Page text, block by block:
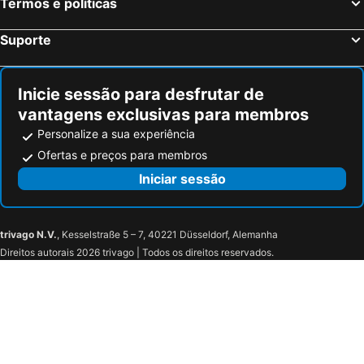
Saint-André d'Embrun, bed and breakfasts
Mont-Dauphin, bed and breakfasts
La Chambre, bed and breakfasts
Suporte
Inicie sessão para desfrutar de
vantagens exclusivas para membros
Personalize a sua experiência
Ofertas e preços para membros
Iniciar sessão
trivago N.V., Kesselstraße 5 – 7, 40221 Düsseldorf, Alemanha
Direitos autorais 2026 trivago | Todos os direitos reservados.